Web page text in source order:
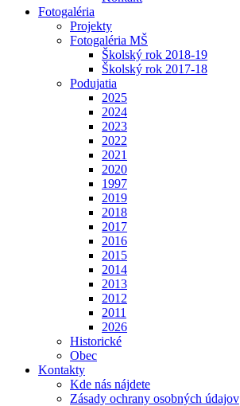
Fotogaléria
Projekty
Fotogaléria MŠ
Školský rok 2018-19
Školský rok 2017-18
Podujatia
2025
2024
2023
2022
2021
2020
1997
2019
2018
2017
2016
2015
2014
2013
2012
2011
2026
Historické
Obec
Kontakty
Kde nás nájdete
Zásady ochrany osobných údajov